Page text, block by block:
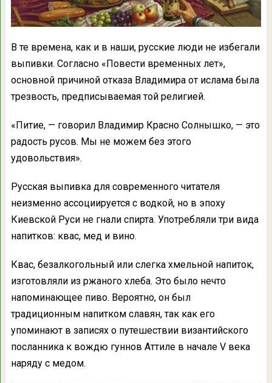
В те времена, как и в наши, русские люди не избегали
выпивки. Согласно «Повести временных лет»,
основной причиной отказа Владимира от ислама была
трезвость, предписываемая той религией.
«Питие, — говорил Владимир Красно Солнышко, — это
радость русов. Мы не можем без этого
удовольствия».
Русская выпивка для современного читателя
неизменно ассоциируется с водкой, но в эпоху
Киевской Руси не гнали спирта. Употребляли три вида
напитков: квас, мед и вино.
Квас, безалкогольный или слегка хмельной напиток,
изготовляли из ржаного хлеба. Это было нечто
напоминающее пиво. Вероятно, он был
традиционным напитком славян, так как его
упоминают в записях о путешествии византийского
посланника к вождю гуннов Аттиле в начале V века
наряду с медом.